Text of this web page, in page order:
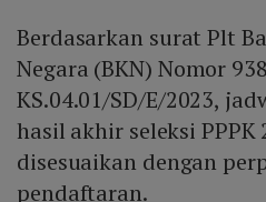
Berdasarkan surat Plt
Negara (BKN) Nomor
KS.04.01/SD/E/2023,
hasil akhir seleksi PPPK
disesuaikan dengan
pendaftaran.